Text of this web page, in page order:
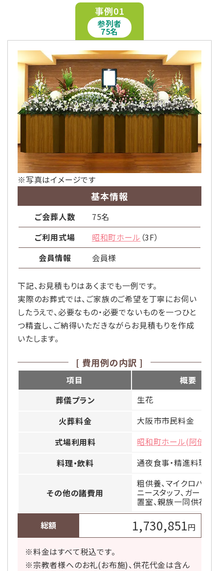
事例01
参列者
75名
※写真はイメージです
基本情報
ご会葬人数
75名
ご利用式場
昭和町ホール （3F）
会員情報
会員様
下記、お見積もりはあくまでも一例です。
実際のお葬式では、ご家族のご希望を丁寧にお伺い
したうえで、必要なもの・必要でないものを一つひと
つ精査し、 ご納得いただきながらお見積もりを作成
いたします。
[ 費用例の内訳 ]
項目
概要
葬儀プラン
生花
火葬料金
大阪市市民料金
式場利用料
昭和町ホール(阿倍野
料理・飲料
通夜食事・精進料理(
その他の諸費用
粗供養、マイクロバス、
ニースタッフ、ガードマ
置室、親族一同供花、
総額 1,730,851円
※料金はすべて税込です。
※宗教者様へのお礼(お布施)、供花代金は含ん